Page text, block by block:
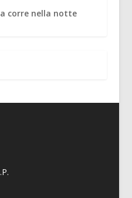
corre nella notte